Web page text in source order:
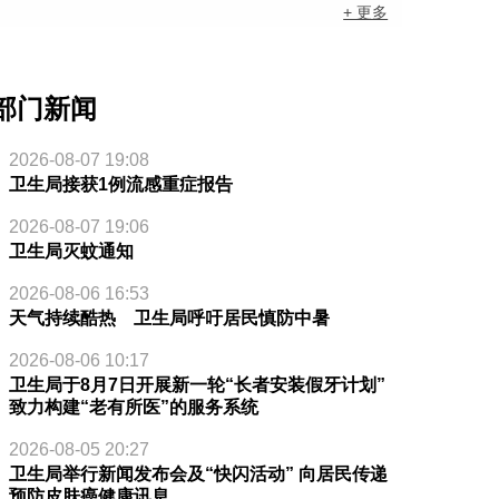
+ 更多
门新闻
2026-08-07 19:08
卫生局接获1例流感重症报告
2026-08-07 19:06
卫生局灭蚊通知
2026-08-06 16:53
天气持续酷热 卫生局呼吁居民慎防中暑
2026-08-06 10:17
卫生局于8月7日开展新一轮“长者安装假牙计划”
致力构建“老有所医”的服务系统
2026-08-05 20:27
卫生局举行新闻发布会及“快闪活动” 向居民传递